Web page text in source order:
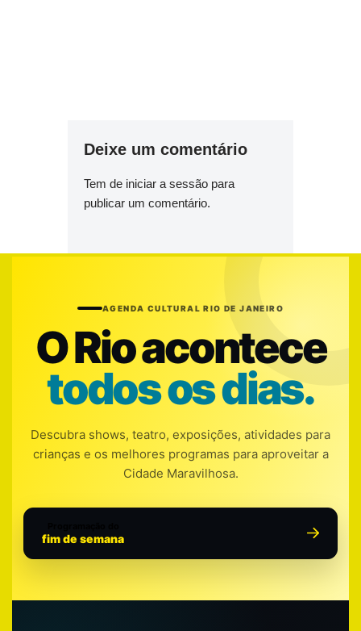
Deixe um comentário
Tem de iniciar a sessão para
publicar um comentário.
AGENDA CULTURAL RIO DE JANEIRO
O Rio acontece
todos os dias.
Descubra shows, teatro, exposições, atividades para
crianças e os melhores programas para aproveitar a
Cidade Maravilhosa.
fim de semana